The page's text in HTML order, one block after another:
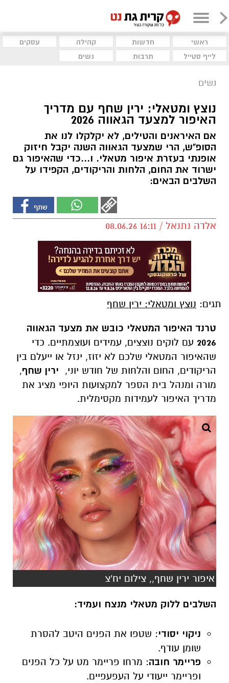
ראשי חדשות קהילה
עסקים
לייף סטייל
תרבות נשים
נשים
נוצץ ומטאלי: ירין שחף עם מדריך
האיפור למצעד הגאווה 2026
אם האיראנים והטילים, לא יקלקלו לנו את
הסופ"ש, הרי שמצעד הגאווה השנה יקבל חיזוק
אופנתי בעזרת איפור מטאלי. ו...כדי שהאיפור גם
ישרוד את החום, הלחות והריקודים, הקפידו על
השלבים הבאים:
אלדה נתנאל / 16:11 08.06.26
תגים: נוצץ ומטאלי: ירין שחף
טרנד האיפור המטאלי כובש את מצעד הגאווה
2026 עם לוקים נוצצים, עמידים ועוצמתיים. כדי
שהאיפור המטאלי שלכם לא יזוז, ינזל או ייעלם בין
הריקודים, החום והלחות של חודש יוני, ירין שחף,
מורה ומנהל בית הספר למקצועות היופי מציג את
מדריך האיפור לעמידות מקסימלית.
איפור ירין שחף,, צילום יח'צ
השלבים ללוק מטאלי מנצח ועמיד:
ניקוי יסודי: שטפו את הפנים היטב להסרת
שומן עודף.
פריימר חובה: מרחו פריימר מט על כל הפנים
ופריימר ייעודי על העפעפיים.